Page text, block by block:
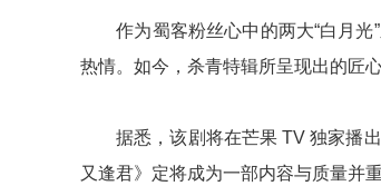
作为蜀客粉丝心中的两大“白月光”
热情。如今，杀青特辑所呈现出的匠
据悉，该剧将在芒果 TV 独家播出
又逢君》定将成为一部内容与质量并